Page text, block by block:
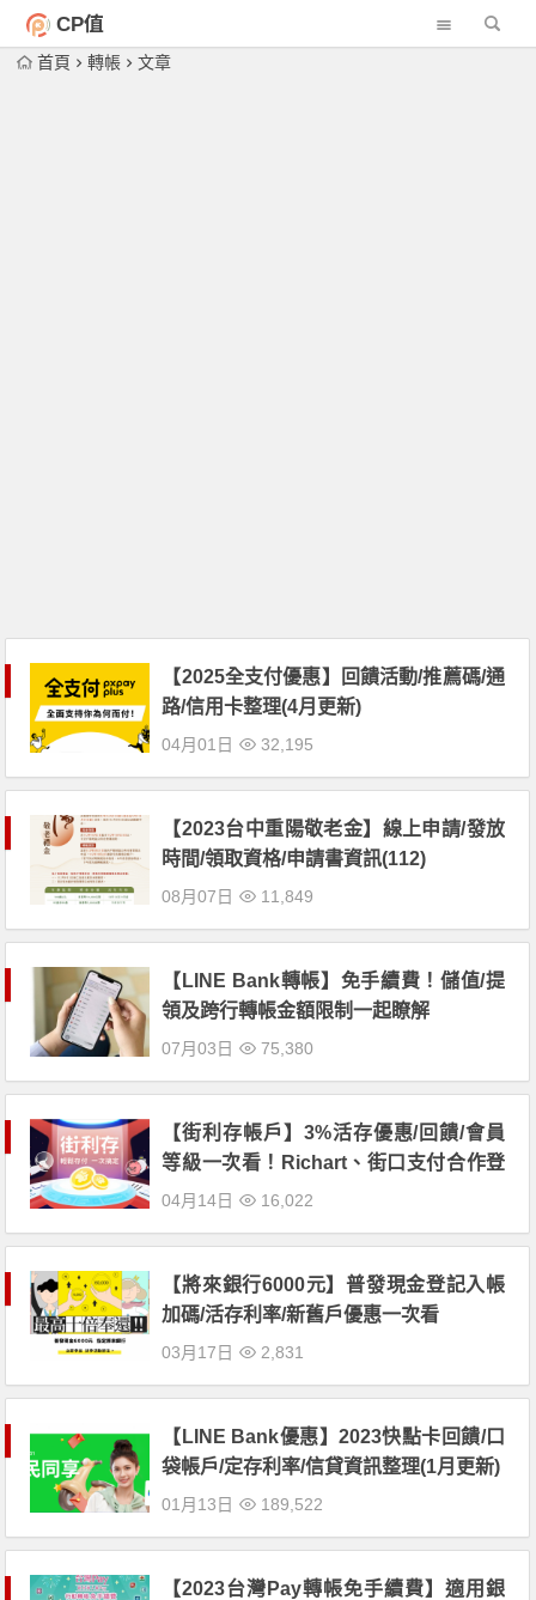
CP值
首頁 轉帳 文章
【2025全支付優惠】回饋活動/推薦碼/通
路/信用卡整理(4月更新)
04月01日 32,195
【2023台中重陽敬老金】線上申請/發放
時間/領取資格/申請書資訊(112)
08月07日 11,849
【LINE Bank轉帳】免手續費！儲值/提
領及跨行轉帳金額限制一起瞭解
07月03日 75,380
【街利存帳戶】3%活存優惠/回饋/會員
等級一次看！Richart、街口支付合作登
場
04月14日 16,022
【將來銀行6000元】普發現金登記入帳
加碼/活存利率/新舊戶優惠一次看
03月17日 2,831
【LINE Bank優惠】2023快點卡回饋/口
袋帳戶/定存利率/信貸資訊整理(1月更新)
01月13日 189,522
【2023台灣Pay轉帳免手續費】適用銀